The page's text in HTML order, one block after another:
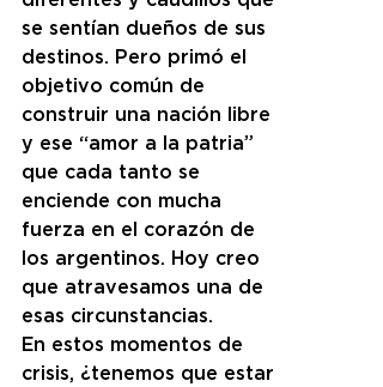
se sentían dueños de sus
destinos. Pero primó el
objetivo común de
construir una nación libre
y ese “amor a la patria”
que cada tanto se
enciende con mucha
fuerza en el corazón de
los argentinos. Hoy creo
que atravesamos una de
esas circunstancias.
En estos momentos de
crisis, ¿tenemos que estar